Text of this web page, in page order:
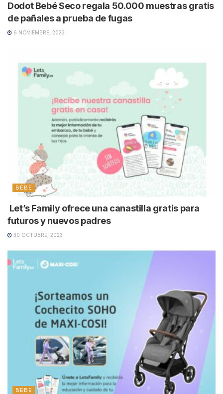
Dodot Bebé Seco regala 50.000 muestras gratis
de pañales a prueba de fugas
6 NOVIEMBRE, 2023
BEBE
Let’s Family ofrece una canastilla gratis para
futuros y nuevos padres
30 OCTUBRE, 2023
BEBE